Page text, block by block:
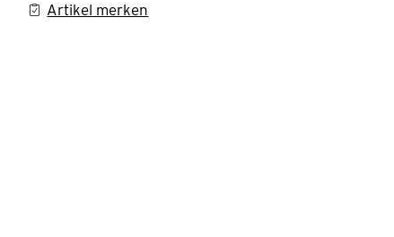
Artikel merken